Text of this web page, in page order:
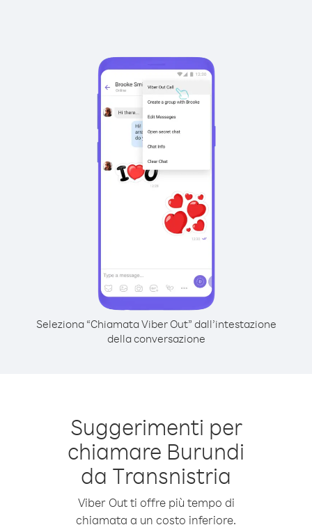
Seleziona “Chiamata Viber Out” dall’intestazione
della conversazione
Suggerimenti per
chiamare Burundi
da Transnistria
Viber Out ti offre più tempo di
chiamata a un costo inferiore.